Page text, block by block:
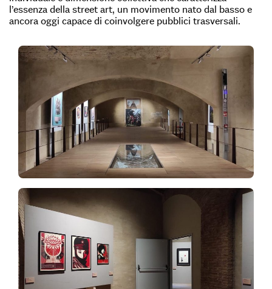
l’essenza della street art, un movimento nato dal basso e
ancora oggi capace di coinvolgere pubblici trasversali.